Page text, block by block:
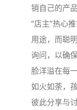
销自己的产
“店主”热心
用途，而聪
询问，以确
脸洋溢在每
如火如荼，
彼此分享与